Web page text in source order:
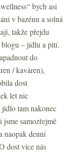
bych asi
v bazénu a solná
takže přejdu
– jídlu a pití.
do
/ kaváren),
dost
let nic
jídlo tam nakonec
jsme samozřejmě
naopak denní
dost více nás